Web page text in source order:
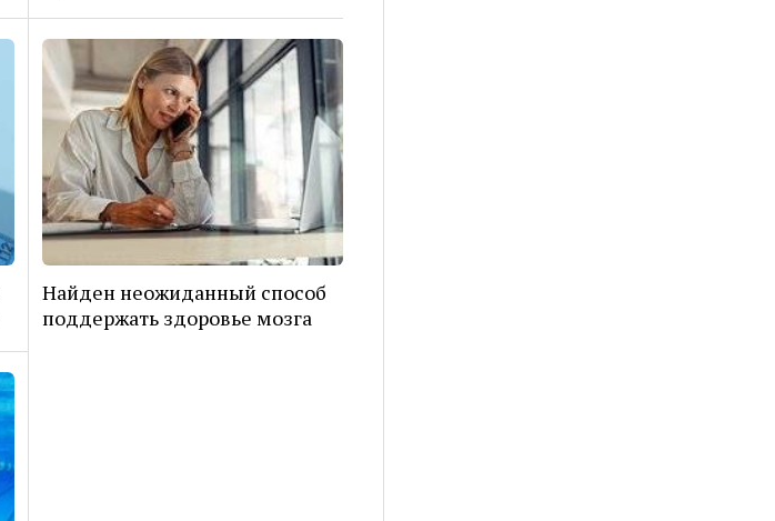
Найден неожиданный способ
поддержать здоровье мозга